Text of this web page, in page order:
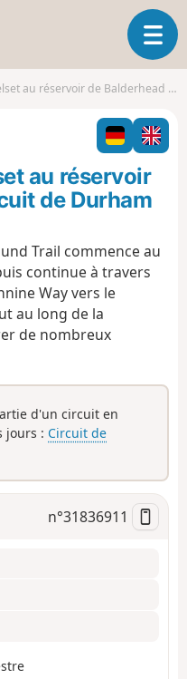
O
u
i
r
l
i
de Balderhead - Circuit de Durham
au réservoir
de Durham
Trail commence au
continue à travers
Way vers le
au long de la
de nombreux
d'un circuit en
jours : Circuit de
n°31836911